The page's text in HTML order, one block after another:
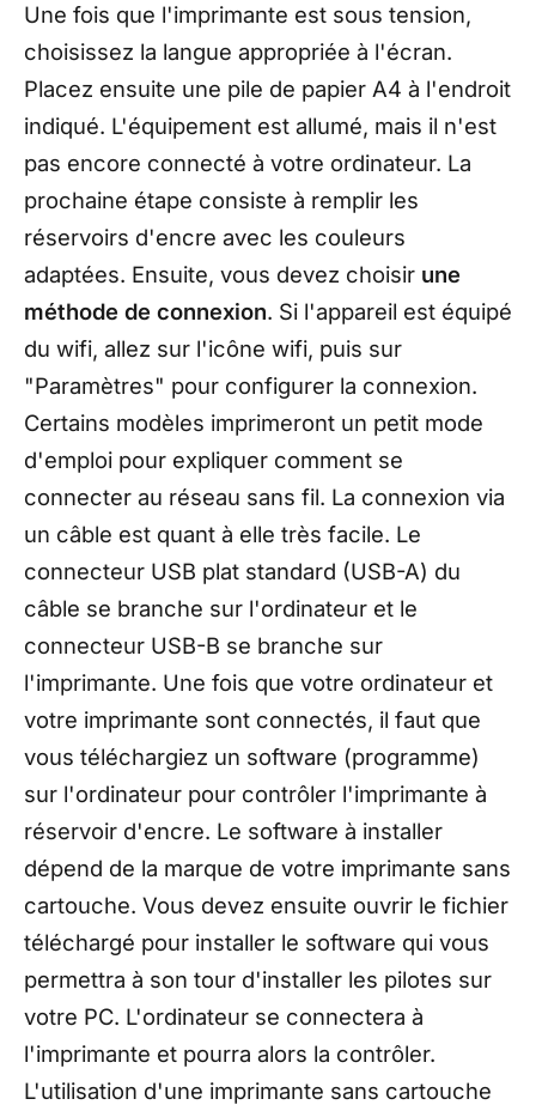
Une fois que l'imprimante est sous tension,
choisissez la langue appropriée à l'écran.
Placez ensuite une pile de papier A4 à l'endroit
indiqué. L'équipement est allumé, mais il n'est
pas encore connecté à votre ordinateur. La
prochaine étape consiste à remplir les
réservoirs d'encre avec les couleurs
adaptées. Ensuite, vous devez choisir une
méthode de connexion. Si l'appareil est équipé
du wifi, allez sur l'icône wifi, puis sur
"Paramètres" pour configurer la connexion.
Certains modèles imprimeront un petit mode
d'emploi pour expliquer comment se
connecter au réseau sans fil. La connexion via
un câble est quant à elle très facile. Le
connecteur USB plat standard (USB-A) du
câble se branche sur l'ordinateur et le
connecteur USB-B se branche sur
l'imprimante. Une fois que votre ordinateur et
votre imprimante sont connectés, il faut que
vous téléchargiez un software (programme)
sur l'ordinateur pour contrôler l'imprimante à
réservoir d'encre. Le software à installer
dépend de la marque de votre imprimante sans
cartouche. Vous devez ensuite ouvrir le fichier
téléchargé pour installer le software qui vous
permettra à son tour d'installer les pilotes sur
votre PC. L'ordinateur se connectera à
l'imprimante et pourra alors la contrôler.
L'utilisation d'une imprimante sans cartouche